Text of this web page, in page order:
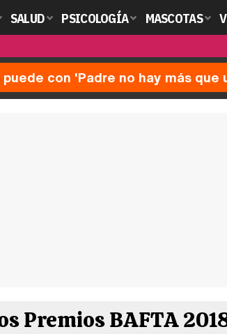
SALUD PSICOLOGÍA MASCOTAS
con 'Padre no hay más que
Premios BAFTA